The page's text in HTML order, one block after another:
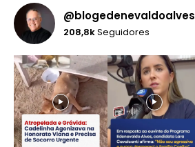
@blogedenevaldoalves
208,8kSeguidores